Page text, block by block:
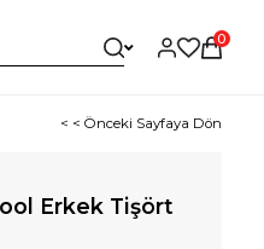
0
< < Önceki Sayfaya Dön
Erkek Tişört